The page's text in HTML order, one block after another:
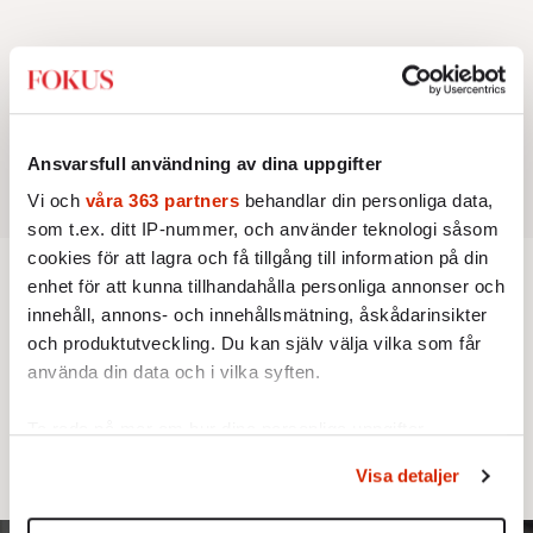
Ansvarsfull användning av dina uppgifter
Vi och våra 363 partners behandlar din personliga data,
som t.ex. ditt IP-nummer, och använder teknologi såsom
cookies för att lagra och få tillgång till information på din
enhet för att kunna tillhandahålla personliga annonser och
innehåll, annons- och innehållsmätning, åskådarinsikter
och produktutveckling. Du kan själv välja vilka som får
använda din data och i vilka syften.
Du kan ändra eller dra tillbaka ditt samtycke när som
helst från cookie-förklaringen.
Visa detaljer
MINNESORD
Från Hagasessa till stillheten på
västgötaslätten
Prinsessan Désirée avled den 21 januari. Hon